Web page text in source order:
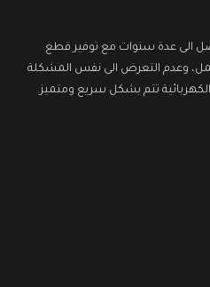
الى عدة سنوات مع توفير قطع
وعدم التعرض الى نفس المشكلة
تتم بشكل سريع ومتميز.